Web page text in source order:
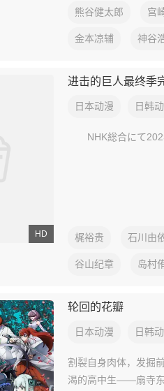
熊谷健太郎 宫
金本凉辅 神谷
HD
进击的巨人最终季
日本动漫 日韩
NHK総合にて2023
梶裕贵 石川由
谷山纪章 岛村
轮回的花瓣
日本动漫 日韩
割裂自身肉体，发掘
渴的高中生——扇寺东